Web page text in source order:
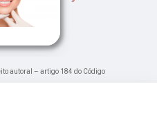
autoral – artigo 184 do Código